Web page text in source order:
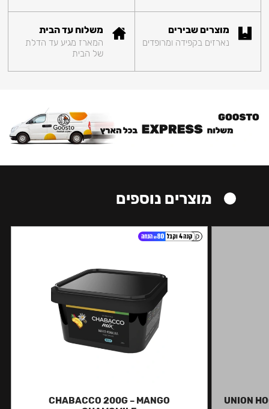
מוצרים שבירים
נארזים בקפידה ומרופדים
משלוח עד הבית
המארז מגיע עד הדלת
של הבית
מוצרים נוספים
UNION
קל
CHABACCO 200G – MANGO